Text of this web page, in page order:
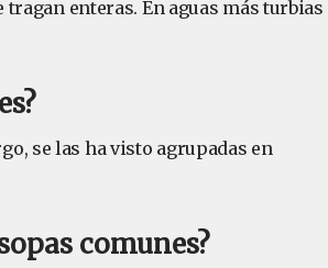
enteras. En aguas más turbias
se las ha visto agrupadas en
comunes?